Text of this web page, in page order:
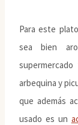
Para este
sea bien
arbequina y
que además
usado es un